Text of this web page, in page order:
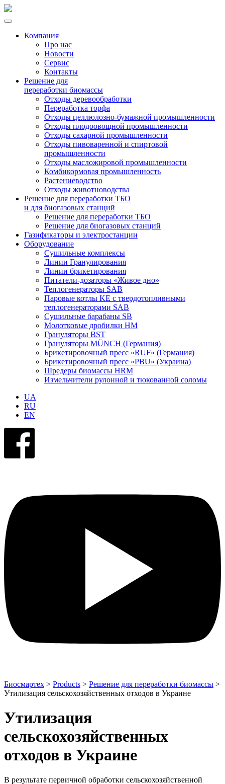
Компания
Про нас
Новости
Сервис
Контакты
Решение для
переработки биомассы
Отходы деревообработки
Переработка торфа
Отходы целлюлозно-бумажной промышленности
Отходы плодоовощной промышленности
Отходы сахарной промышленности
Отходы пивоваренной и спиртовой
промышленности
Отходы масложировой промышленности
Комбикормовая промышленность
Растениеводство
Отходы животноводства
Решение для переработки ТБО
и для биогазовых станций
Решение для переработки ТБО
Решение для биогазовых станций
Газификаторы и электростанции
Оборудование
Сушильные комплексы
Линии Гранулирования
Линии брикетирования
Питатели-дозаторы «Живое дно»
Теплогенераторы SAB
Паровые котлы KE с твердотопливными
теплогенераторами SAB
Сушильные барабаны SB
Молотковые дробилки HM
Грануляторы BST
Грануляторы MÜNCH (Германия)
Брикетировочный пресс «RUF» (Германия)
Брикетировочный пресс «PBU» (Украина)
Шредеры биомассы HRM
Измельчители рулонной и тюкованной соломы
UA
RU
EN
Биосмартех > Products > Решение для переработки биомассы >
Утилизация сельскохозяйственных отходов в Украине
Утилизация
сельскохозяйственных
отходов в Украине
В результате первичной обработки сельскохозяйственной